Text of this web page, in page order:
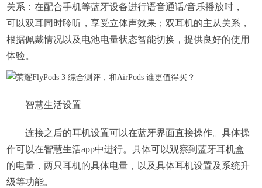
关系：在配合手机等蓝牙设备进行语音通话/音乐播放时，
可以双耳同时聆听，享受立体声效果；双耳机的主从关系，
根据佩戴情况以及电池电量状态智能切换，提供良好的使用
体验。
智慧生活设置
连接之后的耳机设置可以在蓝牙界面直接操作。具体操
作可以在智慧生活app中进行。具体可以观察到蓝牙耳机盒
的电量，两只耳机的具体电量，以及具体耳机设置及系统升
级等功能。